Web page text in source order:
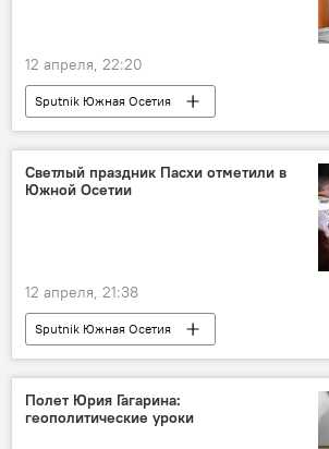
12 апреля, 22:20
Sputnik Южная Осетия
Светлый праздник Пасхи отметили в
Южной Осетии
12 апреля, 21:38
Sputnik Южная Осетия
Полет Юрия Гагарина:
геополитические уроки